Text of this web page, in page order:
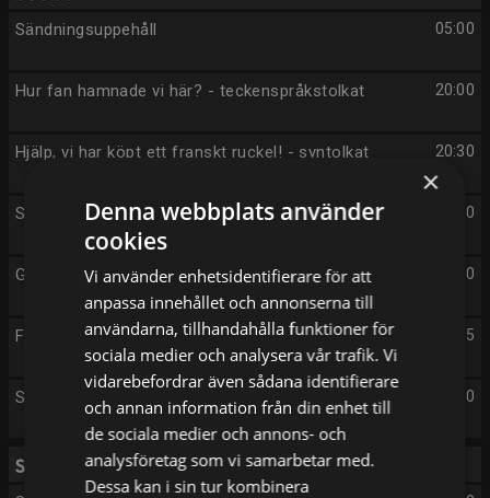
05:00
Sändningsuppehåll
20:00
Hur fan hamnade vi här? - teckenspråkstolkat
20:30
Hjälp, vi har köpt ett franskt ruckel! - syntolkat
21:00
Så byggdes Sverige - syntolkat
22:00
Gift vid första ögonkastet USA
23:25
Familjen Adampour
23:50
Sändningsuppehåll
Fredag 14/8
×
Denna webbplats använder
cookies
Vi använder enhetsidentifierare för att
anpassa innehållet och annonserna till
användarna, tillhandahålla funktioner för
sociala medier och analysera vår trafik. Vi
vidarebefordrar även sådana identifierare
och annan information från din enhet till
de sociala medier och annons- och
analysföretag som vi samarbetar med.
Dessa kan i sin tur kombinera